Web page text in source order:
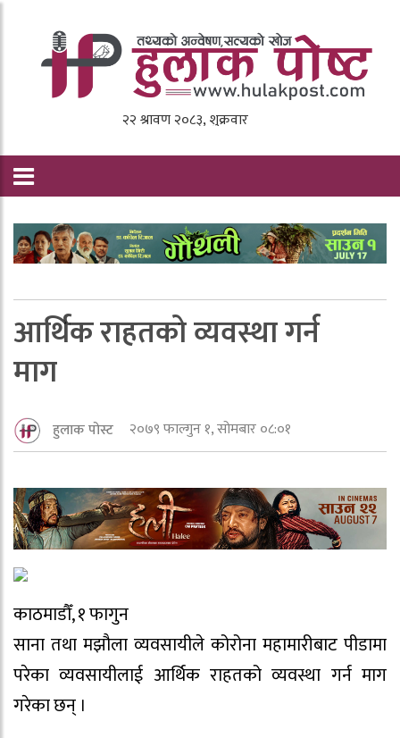
आर्थिक राहतको व्यवस्था गर्न
माग
हुलाक पोस्ट २०७९ फाल्गुन १, सोमबार ०८:०१
काठमाडौँ, १ फागुन
साना तथा मझौला व्यवसायीले कोरोना महामारीबाट पीडामा
परेका व्यवसायीलाई आर्थिक राहतको व्यवस्था गर्न माग
गरेका छन् ।